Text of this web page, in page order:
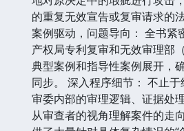
的重复无效宣告或复审请求的
案例驱动，问题导向： 全书紧
产权局专利复审和无效审理部
典型案例和指导性案例展开，
同步。 深入程序细节： 不止
审委内部的审理逻辑、证据处
从审查者的视角理解案件的走